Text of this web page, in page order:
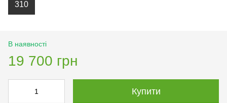
310
В наявності
19 700 грн
Купити